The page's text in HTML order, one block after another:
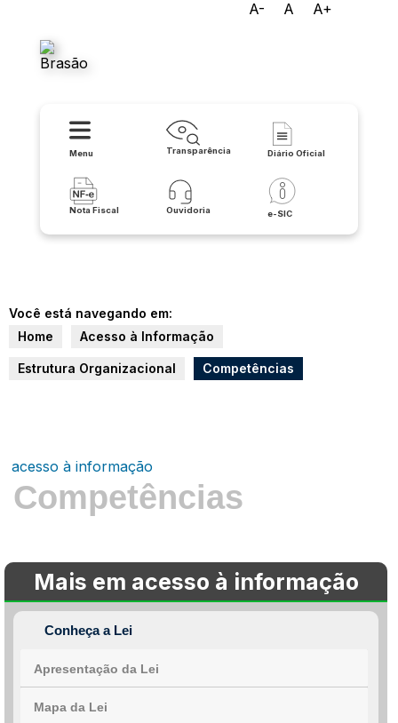
A- A A+
Menu Transparência Diário Oficial
Nota Fiscal Ouvidoria e-SIC
Você está navegando em:
Home
Acesso à Informação
Estrutura Organizacional Competências
acesso à informação
Competências
Mais em acesso à informação
Conheça a Lei
Apresentação da Lei
Mapa da Lei